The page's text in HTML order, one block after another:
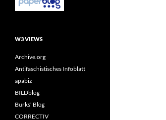
W3 VIEWS
Archive.org
Antifaschistisches Infoblatt
apabiz
BILDblog
Burks’ Blog
CORRECTIV